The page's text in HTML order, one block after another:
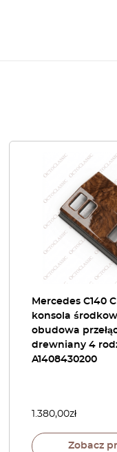
Mercedes C140
konsola
obudowa
drewniany 4
A1408430200
1.380,00zł
Zobacz